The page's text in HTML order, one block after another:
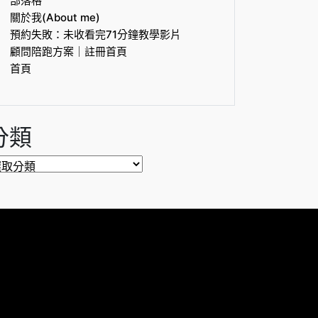
關於我(About me)
預約失敗：未收看完71分鐘教學影片
顧問陪跑方案｜註冊首頁
首頁
類